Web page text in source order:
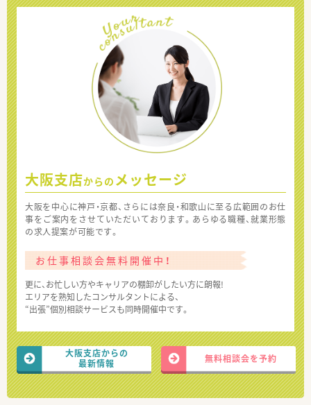
大阪支店からの メッセージ
大阪を中心に神戸・京都、さらには奈良・和歌山に至る広範囲のお仕
事をご案内をさせていただいております。あらゆる職種、就業形態
の求人提案が可能です。
お仕事相談会無料開催中！
更に、お忙しい方やキャリアの棚卸がしたい方に朗報!
エリアを熟知したコンサルタントによる、
“出張”個別相談サービスも同時開催中です。
大阪支店からの
最新情報
無料相談会を予約